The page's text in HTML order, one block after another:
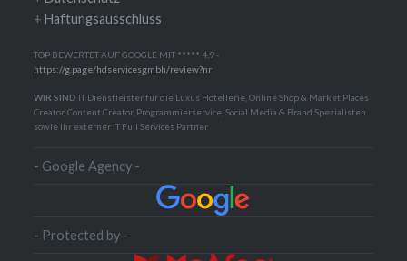
+Haftungsausschluss
TOP BEWERTET AUF GOOGLE MIT ***** 4,9 -
https://g.page/hdservicesgmbh/review?nr
WIR SIND IT Dienstleister für die Luxus Hotellerie, Online Shop & Market Places
Creator, Content Creator, Programmierservice, Social Media & Brand Spezialisten
sowie Ihr externer IT Full Services Partner
- Google Agency -
- Protected by -